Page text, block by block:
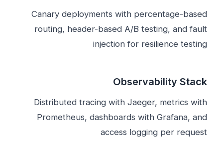
Canary deployments with percentage-based
routing, header-based A/B testing, and fault
injection for resilience testing
Observability Stack
Distributed tracing with Jaeger, metrics with
Prometheus, dashboards with Grafana, and
access logging per request